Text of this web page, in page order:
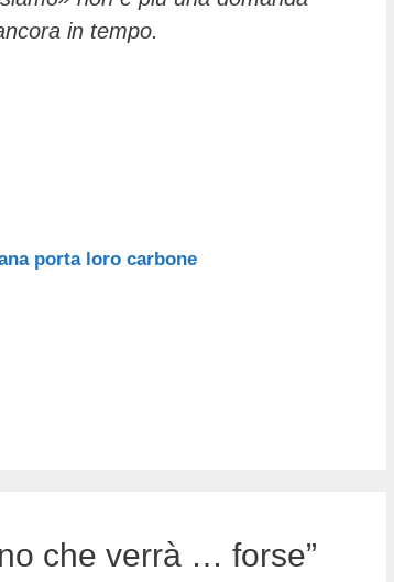
in tempo.
porta loro carbone
che verrà … forse”